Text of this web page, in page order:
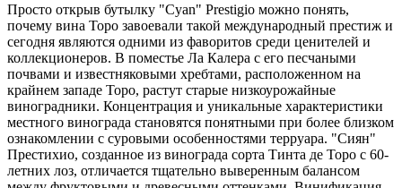
Просто открыв бутылку "Cyan" Prestigio можно понять,
почему вина Торо завоевали такой международный престиж и
сегодня являются одними из фаворитов среди ценителей и
коллекционеров. В поместье Ла Калера с его песчаными
почвами и известняковыми хребтами, расположенном на
крайнем западе Торо, растут старые низкоурожайные
виноградники. Концентрация и уникальные характеристики
местного винограда становятся понятными при более близком
ознакомлении с суровыми особенностями терруара. "Сиян"
Престихио, созданное из винограда сорта Тинта де Торо с 60-
летних лоз, отличается тщательно выверенным балансом